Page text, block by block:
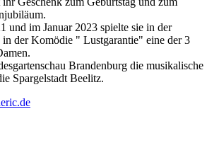
und im Januar 2023 spielte sie in der
in der Komödie " Lustgarantie" eine der 3
Brandenburg die musikalische
Spargelstadt Beelitz.